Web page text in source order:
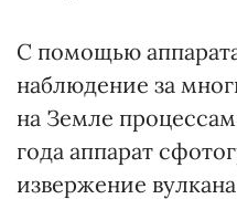
С помощью
наблюдение за
на Земле
года аппарат
извержение